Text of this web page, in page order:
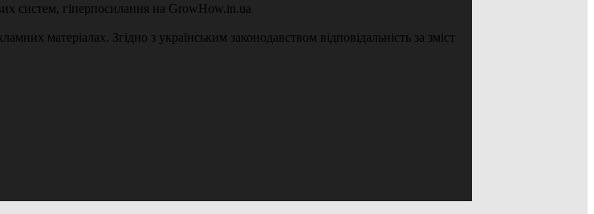
систем, гіперпосилання на GrowHow.in.ua
матеріалах. Згідно з українським законодавством відповідальність за зміст